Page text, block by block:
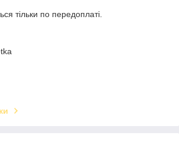
тільки по передоплаті.